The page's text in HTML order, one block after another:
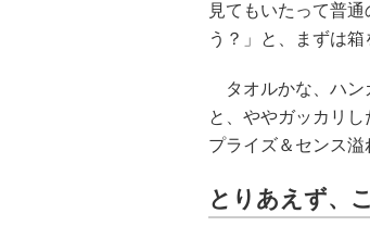
見てもいたって普
う？」と、まずは箱
タオルかな、ハン
と、ややガッカリ
プライズ＆センス溢
とりあえず、